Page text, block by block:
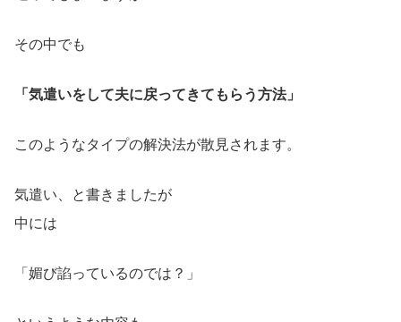
その中でも
「気遣いをして夫に戻ってきてもらう方法」
このようなタイプの解決法が散見されます。
気遣い、と書きましたが
中には
「媚び諂っているのでは？」